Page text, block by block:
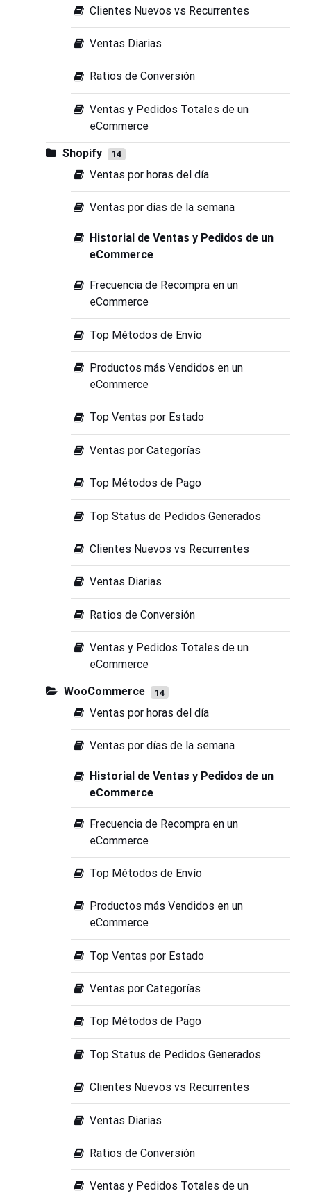
Clientes Nuevos vs Recurrentes
Ventas Diarias
Ratios de Conversión
Ventas y Pedidos Totales de un
eCommerce
Shopify 14
Ventas por horas del día
Ventas por días de la semana
Historial de Ventas y Pedidos de un
eCommerce
Frecuencia de Recompra en un
eCommerce
Top Métodos de Envío
Productos más Vendidos en un
eCommerce
Top Ventas por Estado
Ventas por Categorías
Top Métodos de Pago
Top Status de Pedidos Generados
Clientes Nuevos vs Recurrentes
Ventas Diarias
Ratios de Conversión
Ventas y Pedidos Totales de un
eCommerce
WooCommerce 14
Ventas por horas del día
Ventas por días de la semana
Historial de Ventas y Pedidos de un
eCommerce
Frecuencia de Recompra en un
eCommerce
Top Métodos de Envío
Productos más Vendidos en un
eCommerce
Top Ventas por Estado
Ventas por Categorías
Top Métodos de Pago
Top Status de Pedidos Generados
Clientes Nuevos vs Recurrentes
Ventas Diarias
Ratios de Conversión
Ventas y Pedidos Totales de un